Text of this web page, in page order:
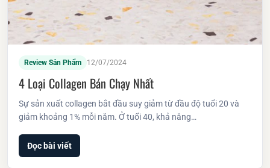
Review Sản Phẩm 12/07/2024
4 Loại Collagen Bán Chạy Nhất
Sự sản xuất collagen bắt đầu suy giảm từ đầu độ tuổi 20 và
giảm khoảng 1% mỗi năm. Ở tuổi 40, khả năng…
Đọc bài viết